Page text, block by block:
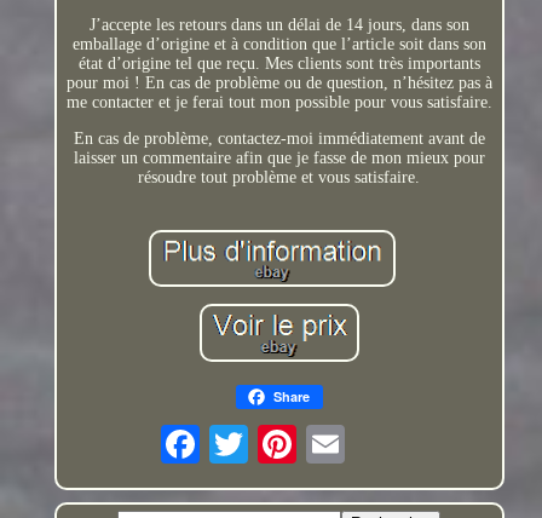
J’accepte les retours dans un délai de 14 jours, dans son
emballage d’origine et à condition que l’article soit dans son
état d’origine tel que reçu. Mes clients sont très importants
pour moi ! En cas de problème ou de question, n’hésitez pas à
me contacter et je ferai tout mon possible pour vous satisfaire.
En cas de problème, contactez-moi immédiatement avant de
laisser un commentaire afin que je fasse de mon mieux pour
résoudre tout problème et vous satisfaire.
Share